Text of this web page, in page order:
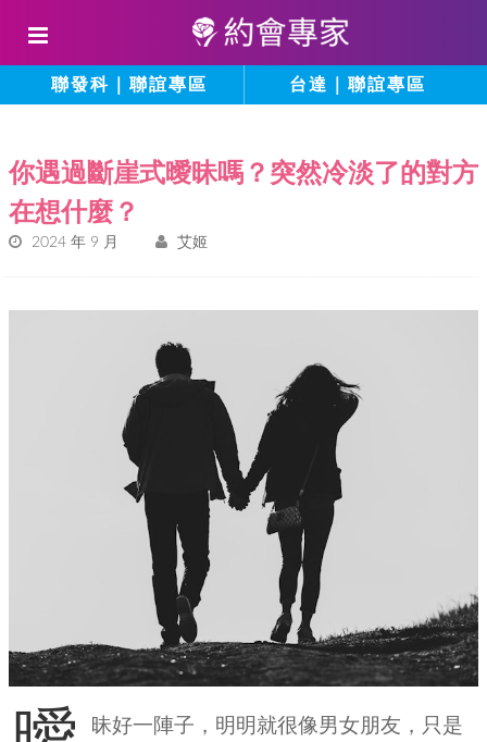
聯發科｜聯誼專區 台達｜聯誼專區
你遇過斷崖式曖昧嗎？突然冷淡了的對方
在想什麼？
2024 年 9 月 艾姬
昧好一陣子，明明就很像男女朋友，只是